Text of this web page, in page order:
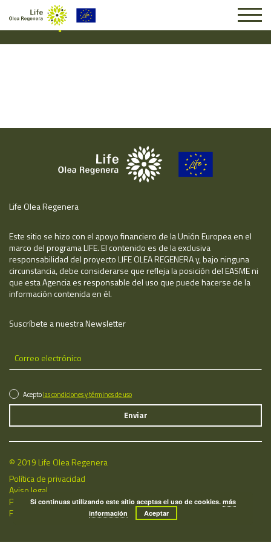
Suscripción #14187
Life Olea Regenera
Este sitio se hizo con el apoyo financiero de la Unión Europea en el
marco del programa LIFE. El contenido es de la exclusiva
responsabilidad del proyecto LIFE OLEA REGENERA y, bajo ninguna
circunstancia, debe considerarse que refleja la posición del EASME ni
que esta Agencia es responsable del uso que puede hacerse de la
información contenida en él.
Suscríbete a nuestra Newsletter
Aceptolas condiciones y términos de uso
© 2019 Life Olea Regenera
Política de privacidad
Aviso legal
Política de cookies
Fecha de última actualización: 06/08/2026
Si continuas utilizando este sitio aceptas el uso de cookies.más
información
Aceptar